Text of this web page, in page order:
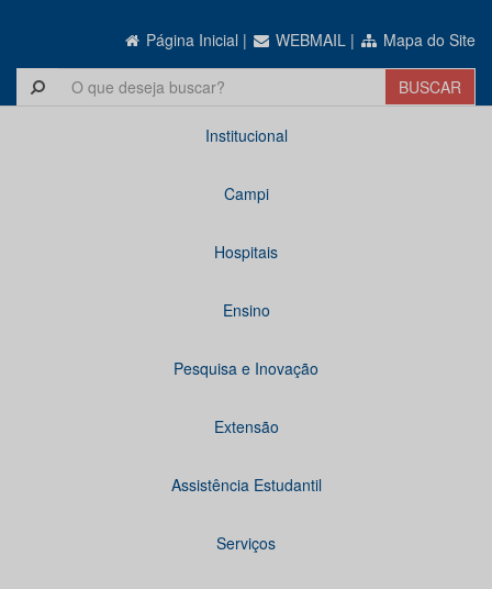
Página Inicial | WEBMAIL | Mapa do Site
Institucional
Campi
Hospitais
Ensino
Pesquisa e Inovação
Extensão
Assistência Estudantil
Serviços